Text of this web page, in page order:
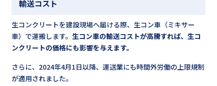
輸送コスト
生コンクリートを建設現場へ届ける際、生コン車（ミキサー
車）で運搬します。 生コン車の輸送コストが高騰すれば、生コ
ンクリートの価格にも影響を与えます。
さらに、2024年4月1日以降、運送業にも時間外労働の上限規制
が適用されました。